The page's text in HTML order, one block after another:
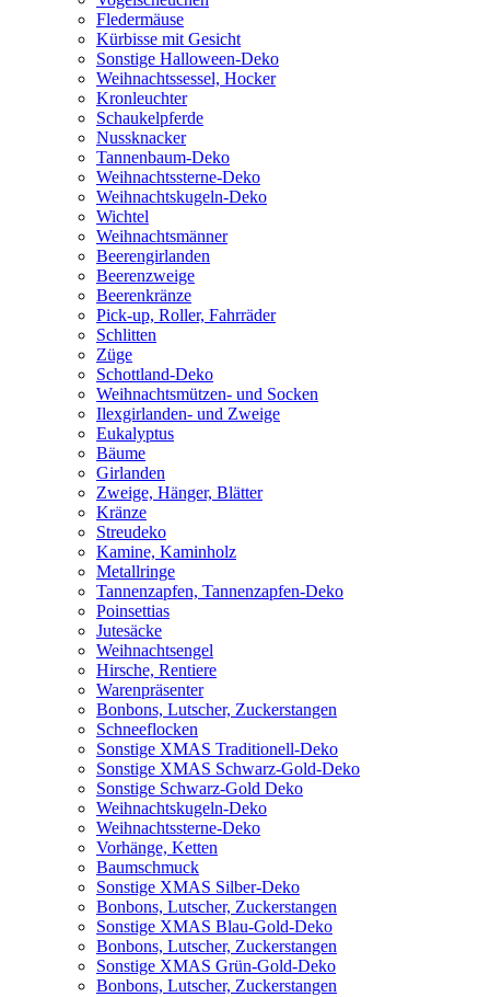
Fledermäuse
Kürbisse mit Gesicht
Sonstige Halloween-Deko
Weihnachtssessel, Hocker
Kronleuchter
Schaukelpferde
Nussknacker
Tannenbaum-Deko
Weihnachtssterne-Deko
Weihnachtskugeln-Deko
Wichtel
Weihnachtsmänner
Beerengirlanden
Beerenzweige
Beerenkränze
Pick-up, Roller, Fahrräder
Schlitten
Züge
Schottland-Deko
Weihnachtsmützen- und Socken
Ilexgirlanden- und Zweige
Eukalyptus
Bäume
Girlanden
Zweige, Hänger, Blätter
Kränze
Streudeko
Kamine, Kaminholz
Metallringe
Tannenzapfen, Tannenzapfen-Deko
Poinsettias
Jutesäcke
Weihnachtsengel
Hirsche, Rentiere
Warenpräsenter
Bonbons, Lutscher, Zuckerstangen
Schneeflocken
Sonstige XMAS Traditionell-Deko
Sonstige XMAS Schwarz-Gold-Deko
Sonstige Schwarz-Gold Deko
Weihnachtskugeln-Deko
Weihnachtssterne-Deko
Vorhänge, Ketten
Baumschmuck
Sonstige XMAS Silber-Deko
Bonbons, Lutscher, Zuckerstangen
Sonstige XMAS Blau-Gold-Deko
Bonbons, Lutscher, Zuckerstangen
Sonstige XMAS Grün-Gold-Deko
Bonbons, Lutscher, Zuckerstangen